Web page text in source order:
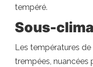
tempéré.
Sous-
Les températures
trempées, nuancées